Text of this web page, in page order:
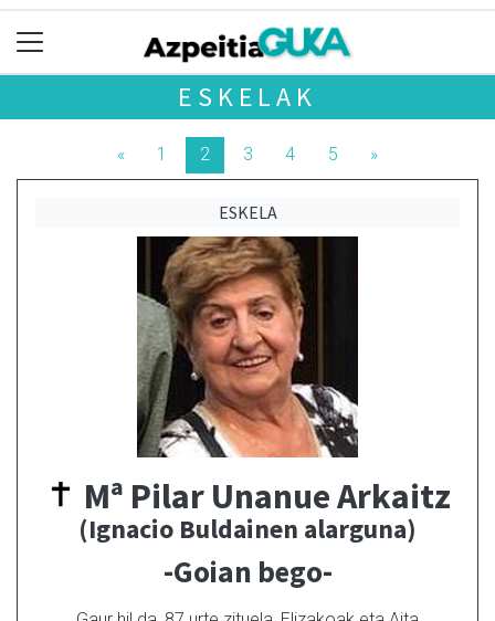
ESKELAK
« 1 2 3 4 5 »
ESKELA
Mª Pilar Unanue Arkaitz
(Ignacio Buldainen alarguna)
-Goian bego-